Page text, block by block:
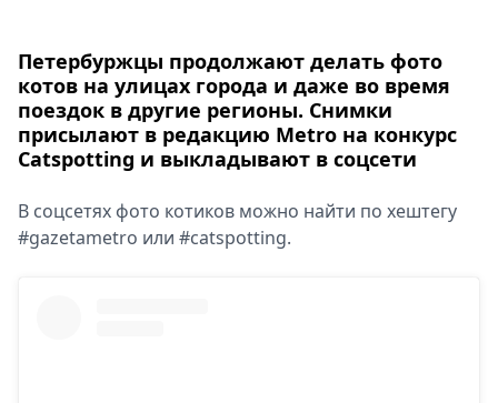
Скачай
Metro
Петербуржцы продолжают делать фото
котов на улицах города и даже во время
поездок в другие регионы. Снимки
присылают в редакцию Metro на конкурс
Catspotting и выкладывают в соцсети
В соцсетях фото котиков можно найти по хештегу
#gazetametro или #catspotting.